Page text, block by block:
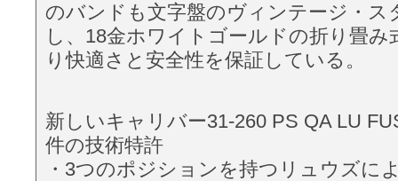
のバンドも文字盤のヴィンテージ・ス
し、18金ホワイトゴールドの折り畳
り快適さと安全性を保証している。
新しいキャリバー31-260 PS QA LU
件の技術特許
・3つのポジションを持つリュウズに